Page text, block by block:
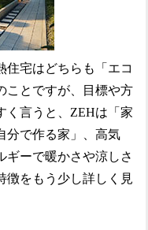
住宅はどちらも「エコ
ことですが、目標や方
く言うと、ZEHは「家
分で作る家」、高気
ギーで暖かさや涼しさ
徴をもう少し詳しく見